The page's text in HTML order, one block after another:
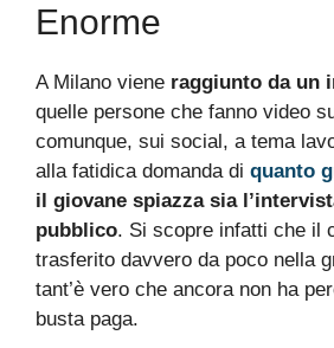
Enorme
A Milano viene raggiunto da un
quelle persone che fanno video
comunque, sui social, a tema
alla fatidica domanda di quanto
il giovane spiazza sia
pubblico. Si scopre infatti che il
trasferito davvero da poco nella
tant’è vero che ancora non ha
busta paga.